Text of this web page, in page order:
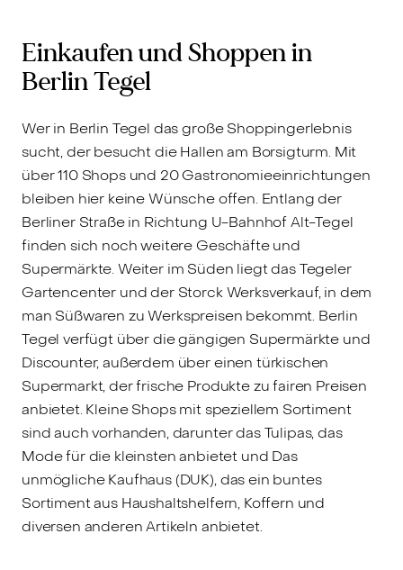
Einkaufen und Shoppen in
Berlin Tegel
Wer in Berlin Tegel das große Shoppingerlebnis
sucht, der besucht die Hallen am Borsigturm. Mit
über 110 Shops und 20 Gastronomieeinrichtungen
bleiben hier keine Wünsche offen. Entlang der
Berliner Straße in Richtung U-Bahnhof Alt-Tegel
finden sich noch weitere Geschäfte und
Supermärkte. Weiter im Süden liegt das Tegeler
Gartencenter und der Storck Werksverkauf, in dem
man Süßwaren zu Werkspreisen bekommt. Berlin
Tegel verfügt über die gängigen Supermärkte und
Discounter, außerdem über einen türkischen
Supermarkt, der frische Produkte zu fairen Preisen
anbietet. Kleine Shops mit speziellem Sortiment
sind auch vorhanden, darunter das Tulipas, das
Mode für die kleinsten anbietet und Das
unmögliche Kaufhaus (DUK), das ein buntes
Sortiment aus Haushaltshelfern, Koffern und
diversen anderen Artikeln anbietet.